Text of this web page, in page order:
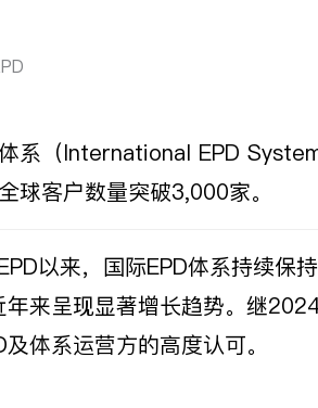
系（International EPD
球客户数量突破3,000家。
以来，国际EPD体系持续保
年来呈现显著增长趋势。继
体系运营方的高度认可。